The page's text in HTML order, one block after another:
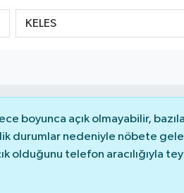
boyunca açık olmayabilir,
durumlar nedeniyle nöbete
olduğunu telefon aracılığıyla